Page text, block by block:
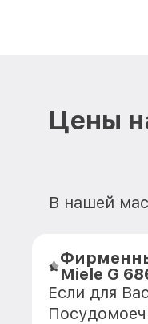
Цены
В нашей
Miele G
Если для